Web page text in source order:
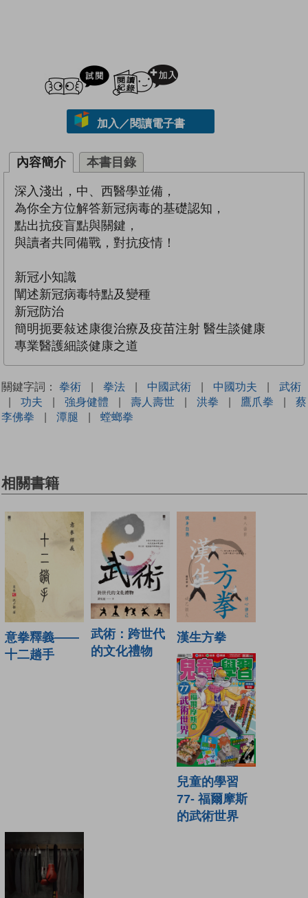
試閲
加入／閱讀電子書
內容簡介 本書目錄
深入淺出，中、西醫學並備，
為你全方位解答新冠病毒的基礎認知，
點出抗疫盲點與關鍵，
與讀者共同備戰，對抗疫情！
新冠小知識
闡述新冠病毒特點及變種
新冠防治
簡明扼要敍述康復治療及疫苗注射 醫生談健康
專業醫護細談健康之道
關鍵字詞： 拳術 | 拳法 | 中國武術 | 中國功夫 |
武術
|
功夫 | 強身健體 | 壽人壽世 | 洪拳 | 鷹爪拳 |
蔡
李佛拳
| 潭腿 | 螳螂拳
相關書籍
意拳釋義——
十二趟手
武術：跨世代
的文化禮物
漢生方拳
兒童的學習
77- 福爾摩斯
的武術世界